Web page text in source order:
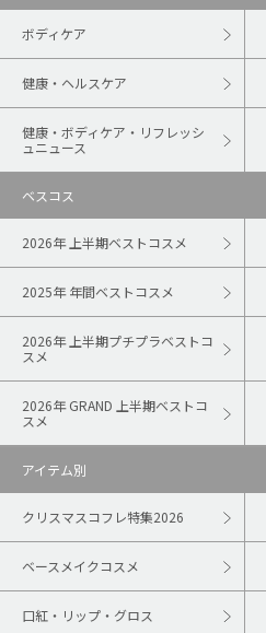
ボディケア
健康・ヘルスケア
健康・ボディケア・リフレッシ
ュニュース
ベスコス
2026年 上半期ベストコスメ
2025年 年間ベストコスメ
2026年 上半期プチプラベストコ
スメ
2026年 GRAND 上半期ベストコ
スメ
アイテム別
クリスマスコフレ特集2026
ベースメイクコスメ
口紅・リップ・グロス